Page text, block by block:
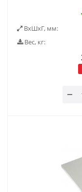
ВxШxГ, мм:
Вес, кг: